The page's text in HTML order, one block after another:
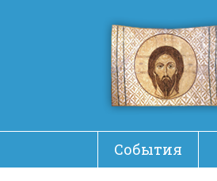
События